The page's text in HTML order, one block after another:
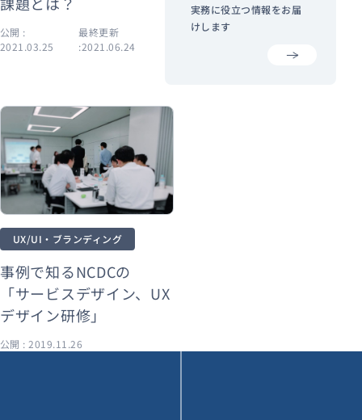
公開 :
2021.03.25
最終更新
:2021.06.24
公開 :
UX/UI・ブランディング
事例で知るNCDCの
「サービスデザイン、UX
デザイン研修」
公開 : 2019.11.26
実務に役立つ情報をお届
けします